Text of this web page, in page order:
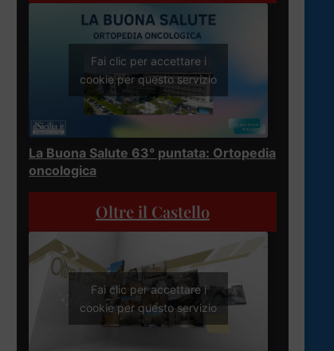
Fai clic per accettare i
cookie per questo servizio
La Buona Salute 63° puntata: Ortopedia
oncologica
Oltre il Castello
Fai clic per accettare i
cookie per questo servizio